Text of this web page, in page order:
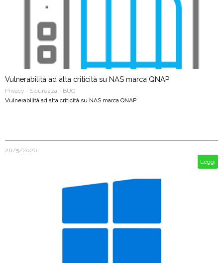
Vulnerabilità ad alta criticità su NAS marca QNAP
Privacy - Sicurezza - BUG
Vulnerabilità ad alta criticità su NAS marca QNAP
20/5/2020
Leggi